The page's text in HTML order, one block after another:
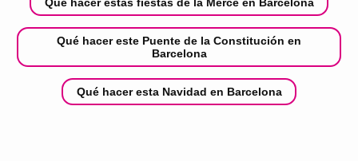
Qué hacer este Puente de la Constitución en
Barcelona
Qué hacer esta Navidad en Barcelona